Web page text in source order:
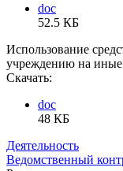
doc
52.5 КБ
Использование
учреждению на иные
Скачать:
doc
48 КБ
Деятельность
Ведомственный